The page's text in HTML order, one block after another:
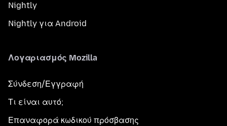
Nightly
Nightly για Android
Λογαριασμός Mozilla
Σύνδεση/Εγγραφή
Τι είναι αυτό;
Επαναφορά κωδικού πρόσβασης